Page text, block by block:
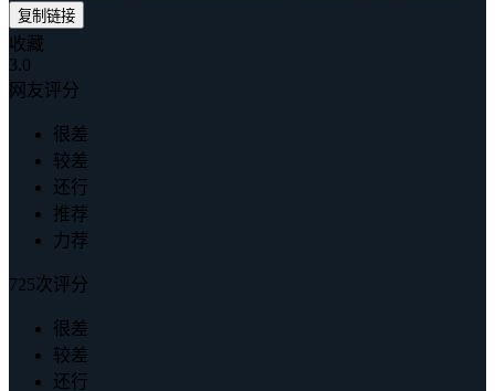
复制链接
收藏
3.0
网友评分
很差
较差
还行
推荐
力荐
725次评分
很差
较差
还行